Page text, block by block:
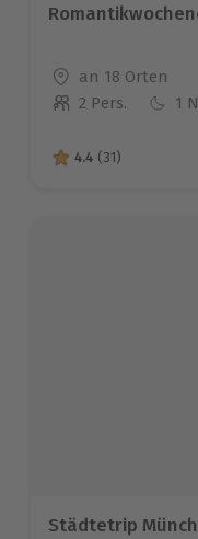
Standort
an 18 Orten
Anzahl der
2 Pers. 1
4.4 von 5 Sternen
4.4 (31)
Städtetrip